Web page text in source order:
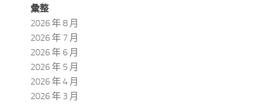
彙整
2026 年 8 月
2026 年 7 月
2026 年 6 月
2026 年 5 月
2026 年 4 月
2026 年 3 月